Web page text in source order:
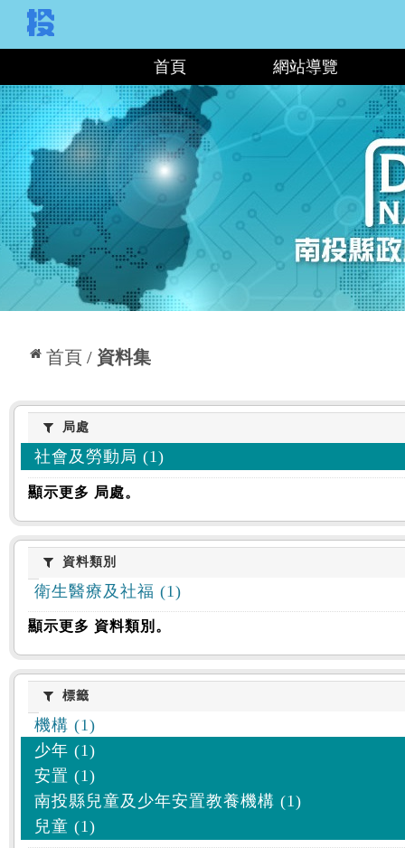
首頁 網站導覽
首頁 資料集
:::
局處局處
社會及勞動局 (1)
顯示更多 局處。
資料類別
資料類別
衛生醫療及社福 (1)
顯示更多 資料類別。
標籤標籤
機構 (1)
少年 (1)
安置 (1)
南投縣兒童及少年安置教養機構 (1)
兒童 (1)